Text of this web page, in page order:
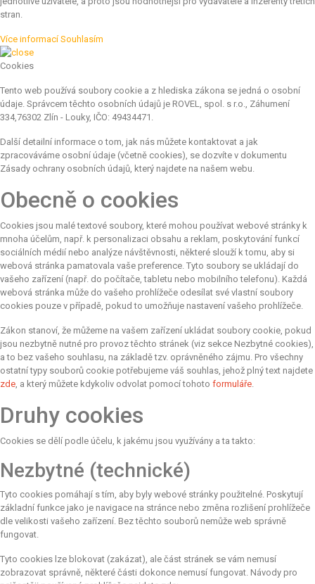
stran.
Více informací Souhlasím
Cookies
Tento web používá soubory cookie a z hlediska zákona se jedná o osobní
údaje. Správcem těchto osobních údajů je ROVEL, spol. s r.o., Záhumení
334,76302 Zlín - Louky, IČO: 49434471.
Další detailní informace o tom, jak nás můžete kontaktovat a jak
zpracováváme osobní údaje (včetně cookies), se dozvíte v dokumentu
Zásady ochrany osobních údajů, který najdete na našem webu.
Obecně o cookies
Cookies jsou malé textové soubory, které mohou používat webové stránky k
mnoha účelům, např. k personalizaci obsahu a reklam, poskytování funkcí
sociálních médií nebo analýze návštěvnosti, některé slouží k tomu, aby si
webová stránka pamatovala vaše preference. Tyto soubory se ukládají do
vašeho zařízení (např. do počítače, tabletu nebo mobilního telefonu). Každá
webová stránka může do vašeho prohlížeče odesílat své vlastní soubory
cookies pouze v případě, pokud to umožňuje nastavení vašeho prohlížeče.
Zákon stanoví, že můžeme na vašem zařízení ukládat soubory cookie, pokud
jsou nezbytně nutné pro provoz těchto stránek (viz sekce Nezbytné cookies),
a to bez vašeho souhlasu, na základě tzv. oprávněného zájmu. Pro všechny
ostatní typy souborů cookie potřebujeme váš souhlas, jehož plný text najdete
zde, a který můžete kdykoliv odvolat pomocí tohoto formuláře.
Druhy cookies
Cookies se dělí podle účelu, k jakému jsou využívány a ta takto:
Nezbytné (technické)
Tyto cookies pomáhají s tím, aby byly webové stránky použitelné. Poskytují
základní funkce jako je navigace na stránce nebo změna rozlišení prohlížeče
dle velikosti vašeho zařízení. Bez těchto souborů nemůže web správně
fungovat.
Tyto cookies lze blokovat (zakázat), ale část stránek se vám nemusí
zobrazovat správně, některé části dokonce nemusí fungovat. Návody pro